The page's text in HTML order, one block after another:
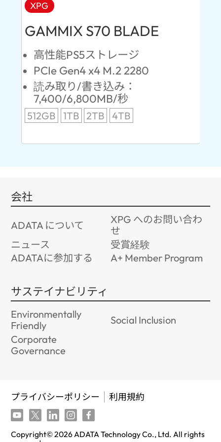
XPG
GAMMIX S70 BLADE
高性能PS5ストレージ
PCIe Gen4 x4 M.2 2280
読み取り/書き込み：
7,400/6,800MB/秒
512GB 1TB 2TB 4TB
会社
ADATA について
XPG へのお問い合わ
せ
ニュース
受賞経験
ADATAに参加する
A+ Member Program
サステイナビリティ
Environmentally
Friendly
Social Inclusion
Corporate
Governance
Copyright©2026ADATA Technology Co., Ltd. All rights
プライバシーポリシー 利用規約